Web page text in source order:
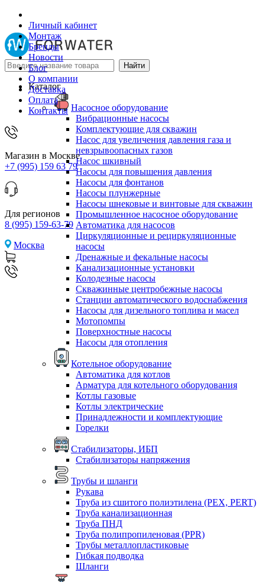
Личный кабинет
Монтаж
Бренды
Новости
Блог
О компании
Доставка
Оплата
Контакты
Магазин в Москве
+7 (995) 159 63 79
Для регионов
8 (995) 159-63-79
Москва
Каталог
Насосное оборудование
Вибрационные насосы
Комплектующие для скважин
Насос для увеличения давления газа и
невзрывоопасных газов
Насос шкивный
Насосы для повышения давления
Насосы для фонтанов
Насосы плунжерные
Насосы шнековые и винтовые для скважин
Промышленное насосное оборудование
Автоматика для насосов
Циркуляционные и рециркуляционные
насосы
Дренажные и фекальные насосы
Канализационные установки
Колодезные насосы
Скважинные центробежные насосы
Станции автоматического водоснабжения
Насосы для дизельного топлива и масел
Мотопомпы
Поверхностные насосы
Насосы для отопления
Котельное оборудование
Автоматика для котлов
Арматура для котельного оборудования
Котлы газовые
Котлы электрические
Принадлежности и комплектующие
Горелки
Стабилизаторы, ИБП
Стабилизаторы напряжения
Трубы и шланги
Рукава
Труба из сшитого полиэтилена (PEX, PERT)
Труба канализационная
Труба ПНД
Труба полипропиленовая (PPR)
Трубы металлопластиковые
Гибкая подводка
Шланги